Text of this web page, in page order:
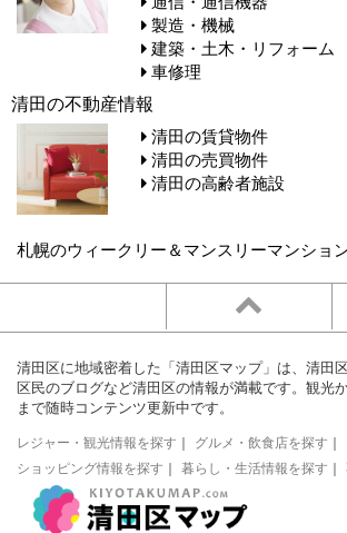
製造・機械
建築・土木・リフォーム
車修理
清田の不動産情報
清田の賃貸物件
清田の売買物件
清田の高齢者施設
札幌のウィークリー＆マンスリーマンショ
清田区に地域密着した「清田区マップ」は、清田
区民のブログなど清田区の情報が満載です。観光
まで随時コンテンツ更新中です。
レジャー・観光情報を探す ｜ グルメ・飲食店を探す ｜
ショッピング情報を探す ｜ 暮らし・生活情報を探す ｜